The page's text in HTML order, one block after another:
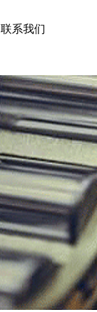
联系我们